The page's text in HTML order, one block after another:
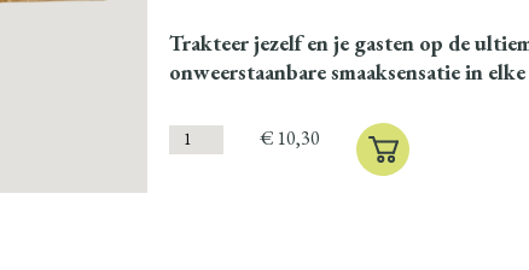
Trakteer jezelf en je gasten op de
onweerstaanbare smaaksensatie in
€10,30